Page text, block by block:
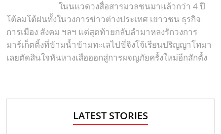
ในนแวดวงสื่อสารมวลชนมาแล้วกว่า 4 ปี
โต้ลมโต้ฝนทั้งในวงการข่าวต่างประเทศ เยาวชน ธุรกิจ
การเมือง สังคม ฯลฯ แต่สุดท้ายกลับลำมาหลงรักวงการ
มาร์เก็ตติ้งที่ข้ามน้ำข้ามทะเลไปขี่จิงโจ้เรียนปริญญาโทมา
เลยตัดสินใจหันหางเสือออกสู่การผจญภัยครั้งใหม่อีกสักตั้ง
LATEST STORIES